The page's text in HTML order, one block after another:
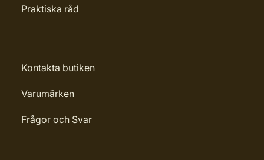
Praktiska råd
Kontakta butiken
Varumärken
Frågor och Svar